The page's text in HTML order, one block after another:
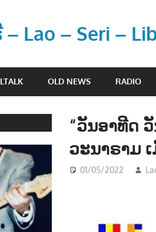
Lao – Seri –
OLD NEWS RADIO
“ວັນອາທີດ
ວະນາຣາມ
01/05/2022